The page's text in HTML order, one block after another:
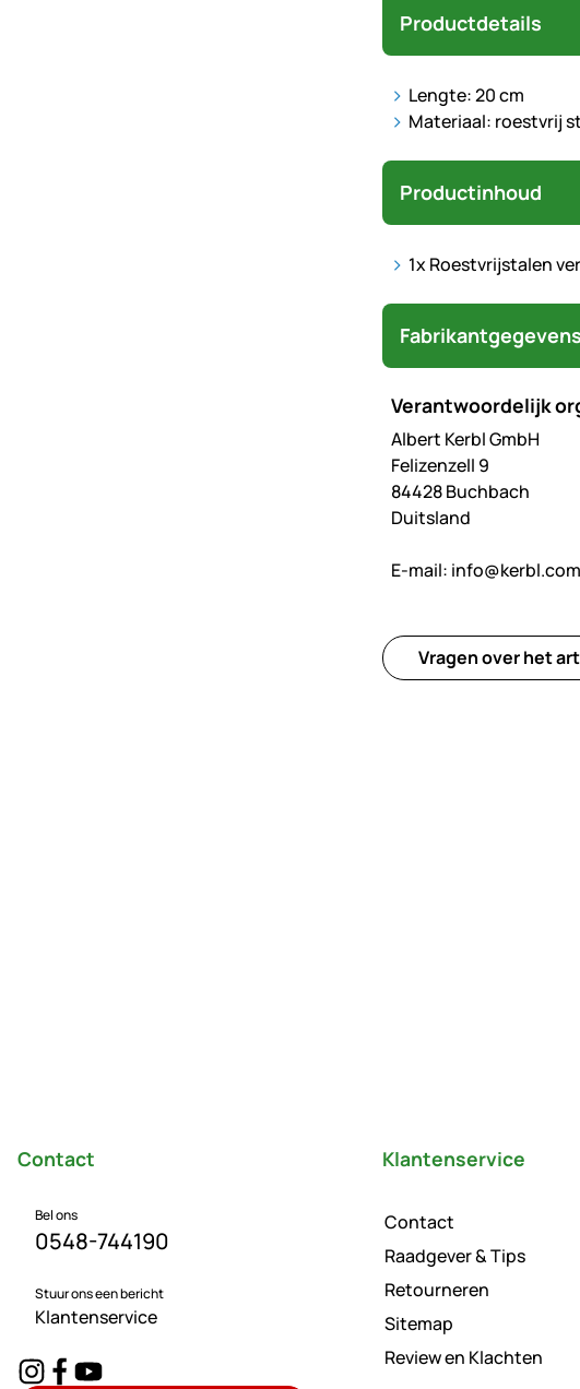
Productdetails
Lengte: 20 cm
Materiaal: roestvrij
Productinhoud
1x Roestvrijstalen
Fabrikantgegevens
Verantwoordelijk
Albert Kerbl GmbH
Felizenzell 9
84428 Buchbach
Duitsland
E-mail: info@kerbl.com
Vragen over het
Contact
Bel ons
0548-744190
Stuur ons een bericht
Klantenservice
Klantenservice
Contact
Raadgever & Tips
Retourneren
Sitemap
Review en Klachten